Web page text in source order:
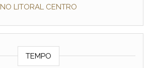
NO LITORAL CENTRO
TEMPO